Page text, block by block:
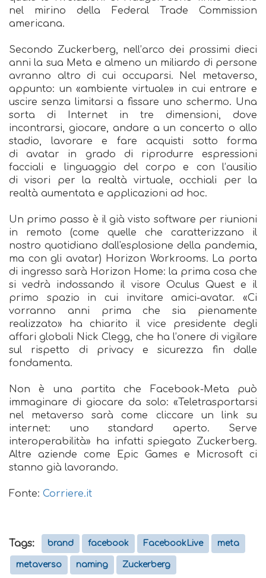
nel mirino della Federal Trade Commission
americana.
Secondo Zuckerberg, nell’arco dei prossimi dieci
anni la sua Meta e almeno un miliardo di persone
avranno altro di cui occuparsi. Nel metaverso,
appunto: un «ambiente virtuale» in cui entrare e
uscire senza limitarsi a fissare uno schermo. Una
sorta di Internet in tre dimensioni, dove
incontrarsi, giocare, andare a un concerto o allo
stadio, lavorare e fare acquisti sotto forma
di avatar in grado di riprodurre espressioni
facciali e linguaggio del corpo e con l’ausilio
di visori per la realtà virtuale, occhiali per la
realtà aumentata e applicazioni ad hoc.
Un primo passo è il già visto software per riunioni
in remoto (come quelle che caratterizzano il
nostro quotidiano dall'esplosione della pandemia,
ma con gli avatar) Horizon Workrooms. La porta
di ingresso sarà Horizon Home: la prima cosa che
si vedrà indossando il visore Oculus Quest e il
primo spazio in cui invitare amici-avatar. «Ci
vorranno anni prima che sia pienamente
realizzato» ha chiarito il vice presidente degli
affari globali Nick Clegg, che ha l’onere di vigilare
sul rispetto di privacy e sicurezza fin dalle
fondamenta.
Non è una partita che Facebook-Meta può
immaginare di giocare da solo: «Teletrasportarsi
nel metaverso sarà come cliccare un link su
internet: uno standard aperto. Serve
interoperabilità» ha infatti spiegato Zuckerberg.
Altre aziende come Epic Games e Microsoft ci
stanno già lavorando.
Fonte: Corriere.it
Tags: brand facebook FacebookLive meta
metaverso naming Zuckerberg